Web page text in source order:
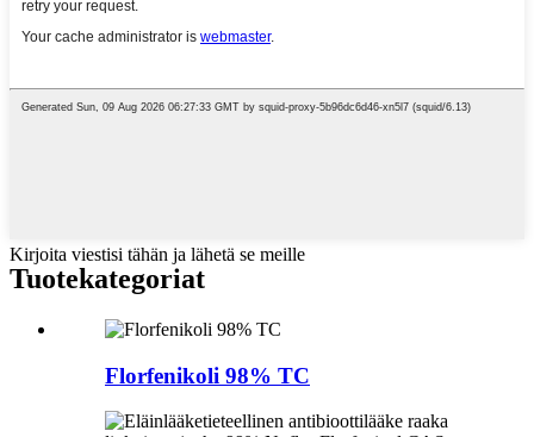
Kirjoita viestisi tähän ja lähetä se meille
Tuotekategoriat
Florfenikoli 98% TC